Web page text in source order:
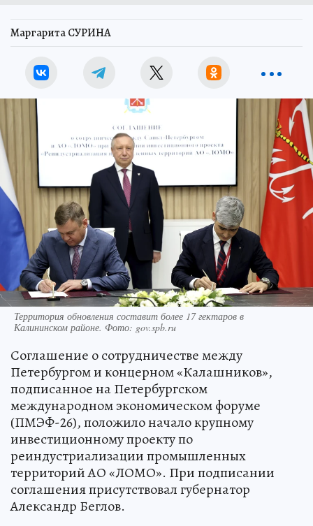
Маргарита СУРИНА
Территория обновления составит более 17 гектаров в
Калининском районе. Фото: gov.spb.ru
Соглашение о сотрудничестве между
Петербургом и концерном «Калашников»,
подписанное на Петербургском
международном экономическом форуме
(ПМЭФ-26), положило начало крупному
инвестиционному проекту по
реиндустриализации промышленных
территорий АО «ЛОМО». При подписании
соглашения присутствовал губернатор
Александр Беглов.